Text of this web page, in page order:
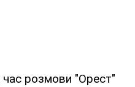
розмови "Орест"